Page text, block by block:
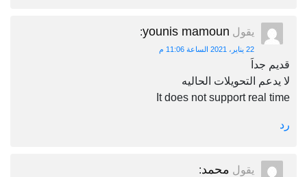
يقول younis mamoun
:
22 يناير، 2021 الساعة 11:06 م
قديم جداَ
لا يدعم التحويلات الحاليه
It does not support real time
رد
يقول محمد: